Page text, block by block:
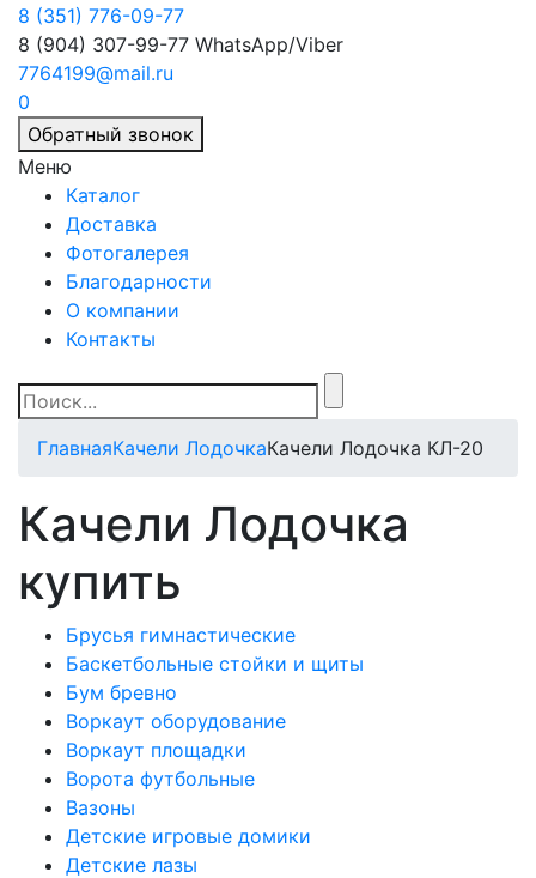
8 (351) 776-09-77
8 (904) 307-99-77 WhatsApp/Viber
7764199@mail.ru
0
Обратный звонок
Меню
Каталог
Доставка
Фотогалерея
Благодарности
О компании
Контакты
ГлавнаяКачели ЛодочкаКачели Лодочка КЛ-20
Качели Лодочка
купить
Брусья гимнастические
Баскетбольные стойки и щиты
Бум бревно
Воркаут оборудование
Воркаут площадки
Ворота футбольные
Вазоны
Детские игровые домики
Детские лазы